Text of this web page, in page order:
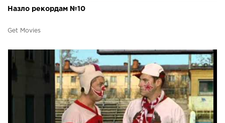
Назло рекордам №10
Get Movies